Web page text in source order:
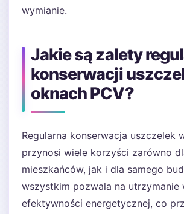
wymianie.
Jakie są zalety
konserwacji
oknach PCV?
Regularna konserwacja uszczelek
przynosi wiele korzyści zarówno
mieszkańców, jak i dla samego
wszystkim pozwala na utrzymanie
efektywności energetycznej, co